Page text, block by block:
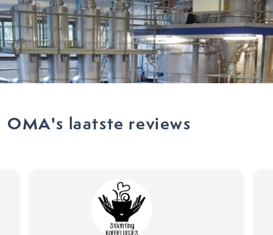
OMA's laatste reviews